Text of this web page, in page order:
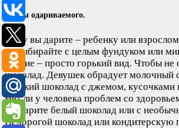
Вкусы одариваемого.
Кому вы дарите – ребенку или
то выбирайте с целым фундуком или
другие – просто горький вид. Чтобы
шоколад. Девушек обрадует молочный
сладкий шоколад с джемом, кусочками
Нет ли у человека проблем со
Не дарите белый шоколад или с
Недорогой шоколад или кондитерскую